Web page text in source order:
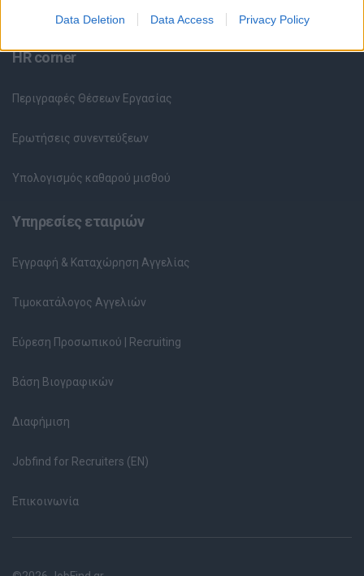
Data Deletion Data Access Privacy Policy
Συμβουλές Καριέρας
HR corner
Περιγραφές Θέσεων Εργασίας
Ερωτήσεις συνεντεύξεων
Υπολογισμός καθαρού μισθού
Υπηρεσίες εταιριών
Εγγραφή & Καταχώρηση Αγγελίας
Τιμοκατάλογος Αγγελιών
Εύρεση Προσωπικού | Recruiting
Βάση Βιογραφικών
Διαφήμιση
Jobfind for Recruiters (EN)
Επικοινωνία